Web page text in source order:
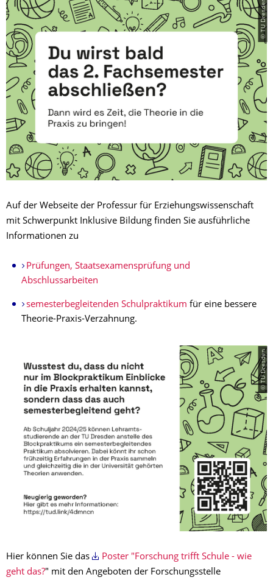
© TU Dresden
Auf der Webseite der Professur für Erziehungswissenschaft
mit Schwerpunkt Inklusive Bildung finden Sie ausführliche
Informationen zu
Prüfungen, Staatsexamensprüfung und
Abschlussarbeiten
semester­beglei­tenden Schulpraktikum für eine bessere
Theorie-Praxis-Verzahnung.​
© TU Dresden
Hier können Sie das
Poster "Forschung trifft Schule - wie
geht das?" mit den Angeboten der Forschungsstelle